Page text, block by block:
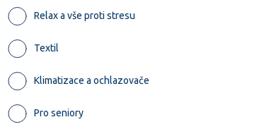
Relax a vše proti stresu
Textil
Klimatizace a ochlazovače
Pro seniory